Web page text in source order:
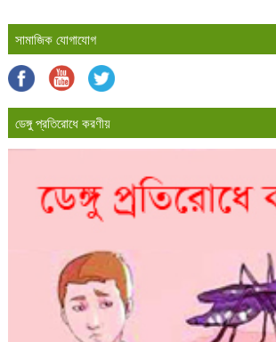
সামাজিক যোগাযোগ
ডেঙ্গু প্রতিরোধে করণীয়